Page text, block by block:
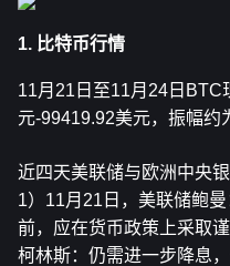
1. 比特币行情
11月21日至11月24日 BTC
元-99419.92美元，振幅约
近四天美联储与欧洲中央
1）11月21日，美联储鲍
前，应在货币政策上采取谨
柯林斯：仍需进一步降息